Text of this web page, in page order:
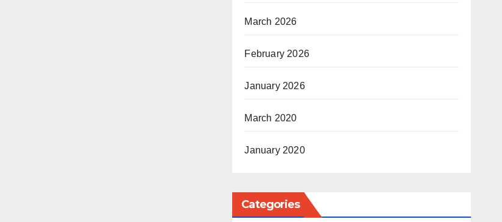
March 2026
February 2026
January 2026
March 2020
January 2020
Categories